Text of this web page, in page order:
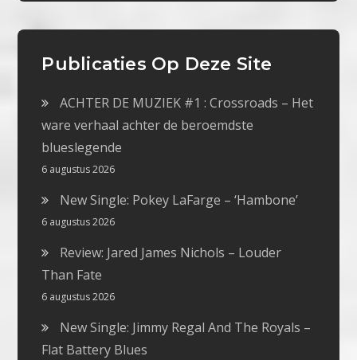
Publicaties Op Deze Site
ACHTER DE MUZIEK #1 : Crossroads – Het
ware verhaal achter de beroemdste
blueslegende
6 augustus 2026
New Single: Pokey LaFarge – ‘Hambone’
6 augustus 2026
Review: Jared James Nichols – Louder
Than Fate
6 augustus 2026
New Single: Jimmy Regal And The Royals –
Flat Battery Blues